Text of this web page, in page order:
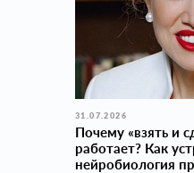
31.07.2026
Почему «взять и
работает? Как
нейробиология